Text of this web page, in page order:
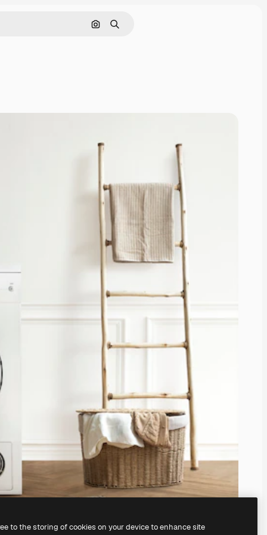
Buscar por imagen
Buscar
to the storing of cookies on your device to enhance site